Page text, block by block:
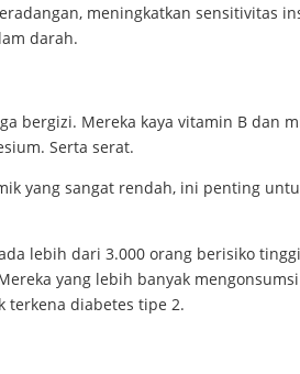
meningkatkan sensitivitas
darah.
bergizi. Mereka kaya vitamin B dan
Serta serat.
yang sangat rendah, ini penting
lebih dari 3.000 orang berisiko tinggi
yang lebih banyak
terkena diabetes tipe 2.